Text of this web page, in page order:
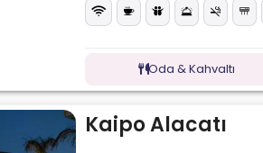
Oda & Kahvaltı
Kaipo Alacatı